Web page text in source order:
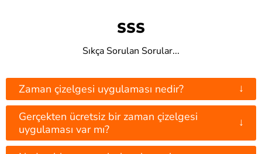
SSS
Sıkça Sorulan Sorular...
Zaman çizelgesi uygulaması nedir? ↓
Gerçekten ücretsiz bir zaman çizelgesi
uygulaması var mı?
↓